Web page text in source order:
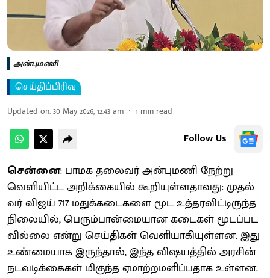
அன்புமணி
செய்திப்பிரிவு
Updated on:30 May 2026, 12:43 am 1 min read
Follow Us
சென்னை: பாமக தலை​வர் அன்​புமணி நேற்று
வெளி​யிட்ட அறிக்​கையில் கூறியுள்ளதாவது: முதல்​
வர் விஜய் 717 மதுக்கடைகளை மூட உத்​தரவிட்டிருந்த
நிலையில், பெரும்​பான்​மை​யான கடைகள் மூடப்​பட​
வில்லை என்று செய்​தி​கள் வெளி​யாகி​யுள்​ளன. இது
உண்​மை​யாக இருந்​தால், இந்த விஷ​யத்​தில் அரசின்
நடவடிக்​கைகள் மிகுந்த ஏமாற்​றமளிப்பதாக உள்ளன.